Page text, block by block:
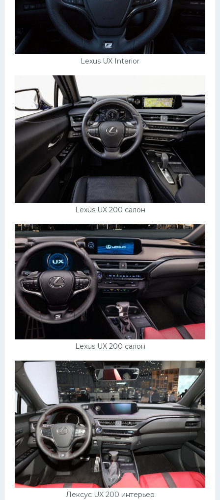
Lexus UX Interior
Lexus UX 200 салон
Lexus UX 200 салон
Лексус UX 200 интерьер